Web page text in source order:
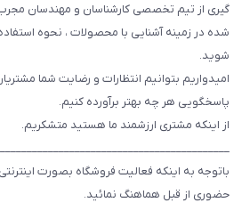
گیری از تیم تخصصی کارشناسان و مهندسان مجرب
شده در زمینه آشنایی با محصولات ، نحوه استفاده
شوید.
امیدواریم بتوانیم انتظارات و رضایت شما
پاسخگویی هر چه بهتر برآورده کنیم.
از اینکه مشتری ارزشمند ما هستید متشکریم.
باتوجه به اینکه فعالیت فروشگاه بصورت
حضوری از قبل هماهنگ نمائید.